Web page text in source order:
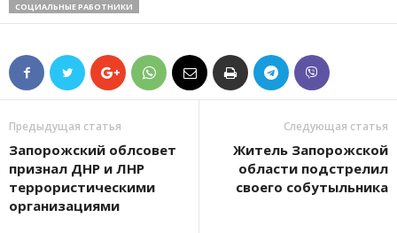
СОЦИАЛЬНЫЕ РАБОТНИКИ
Предыдущая статья
Запорожский облсовет
признал ДНР и ЛНР
террористическими
организациями
Следующая статья
Житель Запорожской
области подстрелил
своего собутыльника